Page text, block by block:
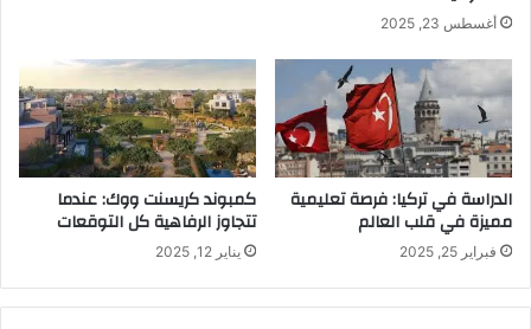
أغسطس 23, 2025
الدراسة في تركيا: فرصة تعليمية
مميزة في قلب العالم
فبراير 25, 2025
كمبوند كريسنت ووك: عندما
تتجاوز الرفاهية كل التوقعات
يناير 12, 2025